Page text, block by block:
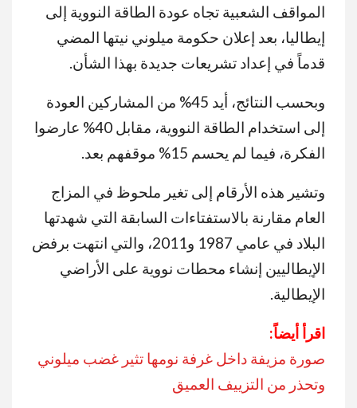
المواقف الشعبية تجاه عودة الطاقة النووية إلى
إيطاليا، بعد إعلان حكومة ميلوني نيتها المضي
قدماً في إعداد تشريعات جديدة بهذا الشأن.
وبحسب النتائج، أيد 45% من المشاركين العودة
إلى استخدام الطاقة النووية، مقابل 40% عارضوا
الفكرة، فيما لم يحسم 15% موقفهم بعد.
وتشير هذه الأرقام إلى تغير ملحوظ في المزاج
العام مقارنة بالاستفتاءات السابقة التي شهدتها
البلاد في عامي 1987 و2011، والتي انتهت برفض
الإيطاليين إنشاء محطات نووية على الأراضي
الإيطالية.
اقرأ أيضاً:
صورة مزيفة داخل غرفة نومها تثير غضب ميلوني
وتحذر من التزييف العميق